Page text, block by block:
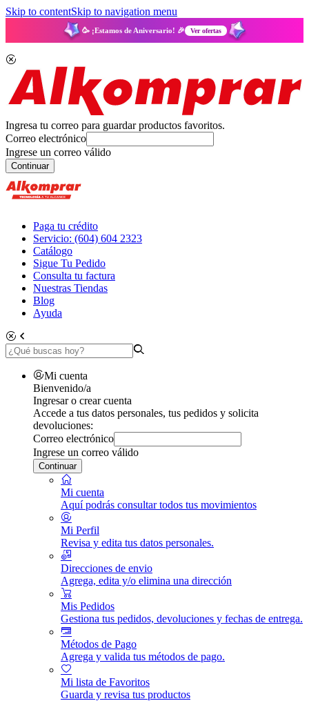
Skip to contentSkip to navigation menu
🥳 ¡Estamos de Aniversario! 🎉 Ver ofertas
Ingresa tu correo para guardar productos favoritos.
Correo electrónico
Ingrese un correo válido
Continuar
Paga tu crédito
Servicio: (604) 604 2323
Catálogo
Sigue Tu Pedido
Consulta tu factura
Nuestras Tiendas
Blog
Ayuda
Mi cuenta
Bienvenido/a
Ingresar o crear cuenta
Accede a tus datos personales, tus pedidos y solicita
devoluciones:
Correo electrónico
Ingrese un correo válido
Continuar
Mi cuenta
Aquí podrás consultar todos tus movimientos
Mi Perfil
Revisa y edita tus datos personales.
Direcciones de envio
Agrega, edita y/o elimina una dirección
Mis Pedidos
Gestiona tus pedidos, devoluciones y fechas de entrega.
Métodos de Pago
Agrega y valida tus métodos de pago.
Mi lista de Favoritos
Guarda y revisa tus productos